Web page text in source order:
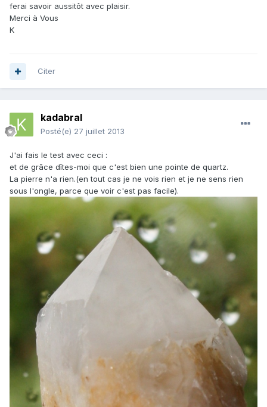
ferai savoir aussitôt avec plaisir.
Merci à Vous
K
Citer
kadabral
Posté(e) 27 juillet 2013
J'ai fais le test avec ceci :
et de grâce dîtes-moi que c'est bien une pointe de quartz.
La pierre n'a rien.(en tout cas je ne vois rien et je ne sens rien
sous l'ongle, parce que voir c'est pas facile).